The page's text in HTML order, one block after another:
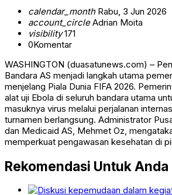
calendar_monthRabu, 3 Jun 2026
account_circleAdrian Moita
visibility171
0Komentar
WASHINGTON (duasatunews.com) –
Bandara AS menjadi langkah utama
menjelang Piala Dunia FIFA 2026.
alat uji Ebola di seluruh bandara utama
masuknya virus melalui perjalanan
turnamen berlangsung. Administrator
dan Medicaid AS, Mehmet Oz,
memperkuat pengawasan kesehatan di
Rekomendasi Untuk Anda